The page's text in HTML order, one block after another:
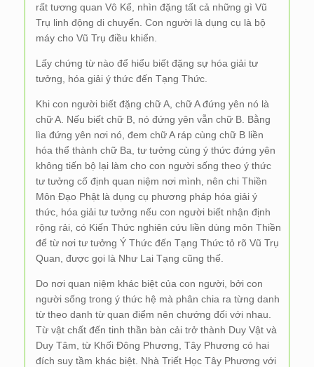
rất tương quan Vô Kể, nhìn đặng tất cả những gì Vũ
Trụ linh động di chuyển. Con người là dụng cụ là bộ
máy cho Vũ Trụ điều khiển.
Lấy chứng từ nào để hiểu biết đặng sự hóa giải tư
tưởng, hóa giải ý thức đến Tạng Thức.
Khi con người biết đặng chữ A, chữ A đứng yên nó là
chữ A. Nếu biết chữ B, nó đứng yên vẫn chữ B. Bằng
lìa đứng yên nơi nó, đem chữ A ráp cùng chữ B liền
hóa thể thành chữ Ba, tư tưởng cùng ý thức đứng yên
không tiến bộ lại làm cho con người sống theo ý thức
tư tưởng cố định quan niệm nơi mình, nên chi Thiền
Môn Đạo Phật là dụng cụ phương pháp hóa giải ý
thức, hóa giải tư tưởng nếu con người biết nhận định
rộng rải, có Kiến Thức nghiên cứu liền dùng môn Thiền
để từ nơi tư tưởng Ý Thức đến Tạng Thức tỏ rõ Vũ Trụ
Quan, được gọi là Như Lai Tạng cũng thế.
Do nơi quan niệm khác biệt của con người, bởi con
người sống trong ý thức hệ mà phân chia ra từng danh
từ theo danh từ quan điểm nên chướng đối với nhau.
Từ vật chất đến tinh thần bàn cải trở thành Duy Vật và
Duy Tâm, từ Khối Đông Phương, Tây Phương có hai
đích suy tầm khác biệt. Nhà Triết Học Tây Phương với